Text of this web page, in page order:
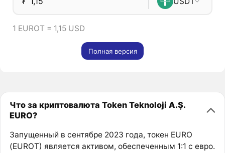
1 EUROT = 1,15 USD
Полная версия
Что за криптовалюта Token Teknoloji A.Ş.
EURO?
Запущенный в сентябре 2023 года, токен EURO
(EUROT) является активом, обеспеченным 1:1 с евро.